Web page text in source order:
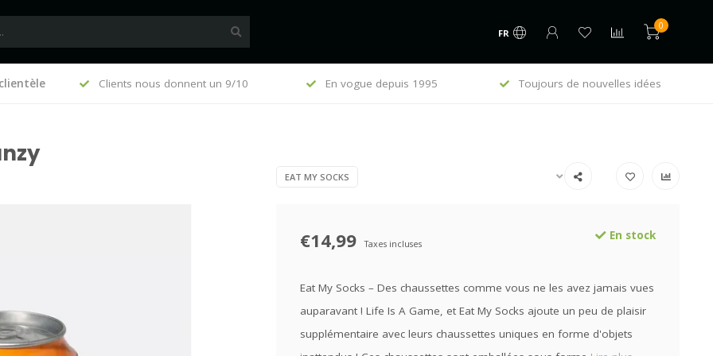
FR
0
(FR) Clients nous donnent un 9/10 En vogue depuis 1995 Toujours de nouvelles idées
EAT MY SOCKS
€14,99 Taxes incluses
En stock
Eat My Socks – Des chaussettes comme vous ne les avez jamais vues
auparavant ! Life Is A Game, et Eat My Socks ajoute un peu de plaisir
supplémentaire avec leurs chaussettes uniques en forme d'objets